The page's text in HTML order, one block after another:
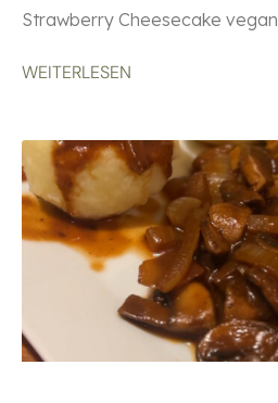
Strawberry Cheesecake vegan
WEITERLESEN